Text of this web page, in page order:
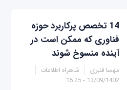
14 تخصص پرکاربرد حوزه
فناوری که ممکن است در
آینده منسوخ ‌شوند
مهسا قنبری
شاهراه اطلاعات
13/09/1402 - 16:25